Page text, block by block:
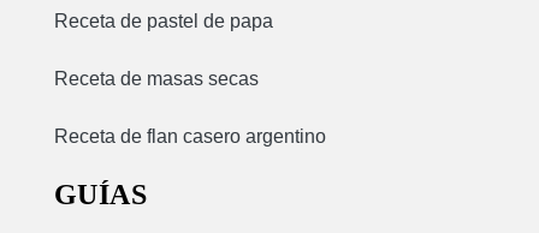
Receta de pastel de papa
Receta de masas secas
Receta de flan casero argentino
GUÍAS